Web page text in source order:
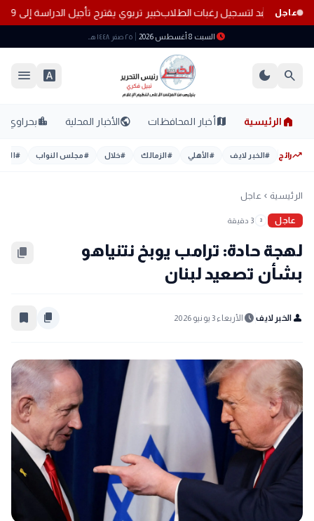
عاجل
غدًا.. آخر موعد لتسجيل رغبات الطلابخبير تربوي يقترح تأجيل الدراسة إلى 19 سبتمبر.. تعرف على الأسباب
schedule السبت 8 أغسطس 2026 ٢٥ صفر ١٤٤٨ هـ
search
dark_mode
font_download
menu
home الرئيسية mapأخبار المحافظات publicالأخبار المحلية location_cityبحراوي
trending_upرائج #الخبر لايف #الأهلي #الزمالك #خلال #مجلس النواب #
الرئيسية chevron_left عاجل
عاجل 3 3 دقيقة
لهجة حادة: ترامب يوبخ نتنياهو
بشأن تصعيد لبنان
content_copy
person الخبر لايف schedule الأربعاء 3 يونيو 2026 content_copy
bookmark_border